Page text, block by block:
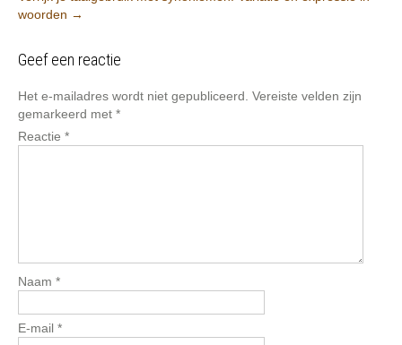
woorden →
Geef een reactie
Het e-mailadres wordt niet gepubliceerd. Vereiste velden zijn
gemarkeerd met *
Reactie *
Naam *
E-mail *